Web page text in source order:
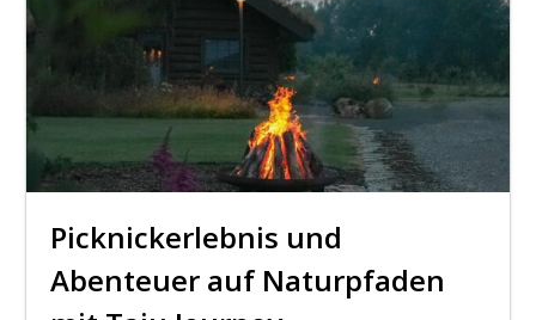
Picknickerlebnis und
Abenteuer auf Naturpfaden